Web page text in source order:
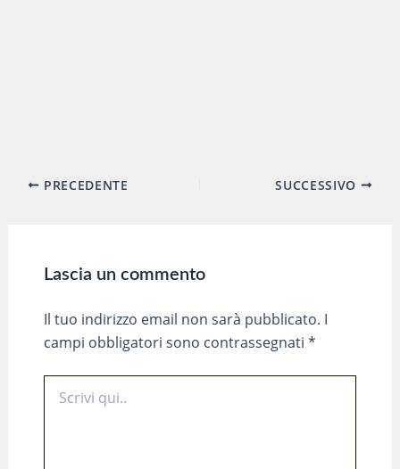
Navigazione
PRECEDENTE SUCCESSIVO
Lascia un commento
Il tuo indirizzo email non sarà pubblicato. I
campi obbligatori sono contrassegnati *
qui..